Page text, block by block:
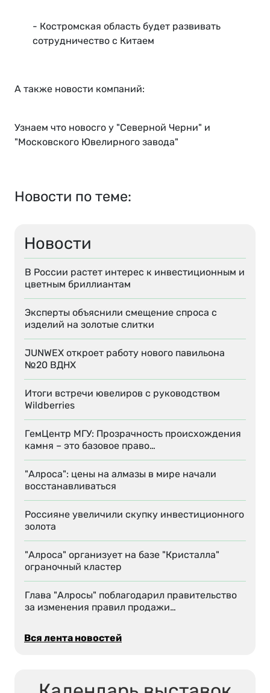
Новости
В России растет интерес к инвестиционным и
цветным бриллиантам
Эксперты объяснили смещение спроса с
изделий на золотые слитки
JUNWEX откроет работу нового павильона
№20 ВДНХ
Итоги встречи ювелиров с руководством
Wildberries
ГемЦентр МГУ: Прозрачность происхождения
камня – это базовое право…
"Алроса": цены на алмазы в мире начали
восстанавливаться
Россияне увеличили скупку инвестиционного
золота
"Алроса" организует на базе "Кристалла"
ограночный кластер
Глава "Алросы" поблагодарил правительство
за изменения правил продажи…
Вся лента новостей
- Костромская область будет развивать
сотрудничество с Китаем
А также новости компаний:
Узнаем что новосго у "Северной Черни" и
"Московского Ювелирного завода"
Новости по теме: